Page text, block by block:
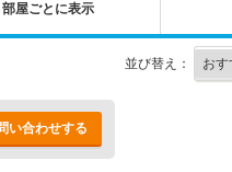
部屋ごとに表示
並び替え：
い合わせする